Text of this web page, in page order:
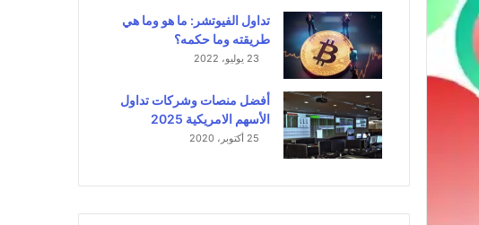
تداول الفيوتشر: ما هو وما هي
طريقته وما حكمه؟
23 يوليو، 2022
أفضل منصات وشركات تداول
الأسهم الامريكية 2025
25 أكتوبر، 2020